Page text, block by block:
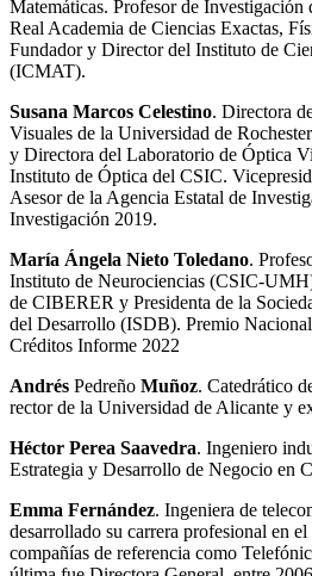
Matemáticas. Profesor de
Real Academia de Ciencias Exactas,
Fundador y Director del Instituto de
(ICMAT).
Susana Marcos Celestino. Directora
Visuales de la Universidad de
y Directora del Laboratorio de Óptica
Instituto de Óptica del CSIC.
Asesor de la Agencia Estatal de
Investigación 2019.
María Ángela Nieto Toledano.
Instituto de Neurociencias (CSIC-
de CIBERER y Presidenta de la
del Desarrollo (ISDB). Premio
Créditos Informe 2022
Andrés Pedreño Muñoz. Catedrático
rector de la Universidad de Alicante y
Héctor Perea Saavedra. Ingeniero
Estrategia y Desarrollo de Negocio en
Emma Fernández. Ingeniera de
desarrollado su carrera profesional en
compañías de referencia como